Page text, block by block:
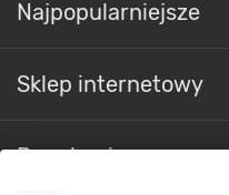
Najpopularniejsze
Sklep internetowy
Regulaminy